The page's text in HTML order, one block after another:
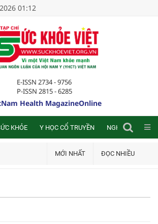
01:12
E-ISSN 2734 - 9756
P-ISSN 2815 - 6285
Health MagazineOnline
KHỎE Y HỌC CỔ TRUYỀN NGHIÊN CỨU
MỚI NHẤT ĐỌC NHIỀU